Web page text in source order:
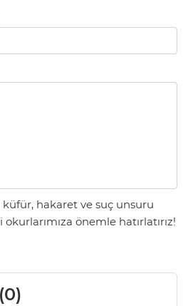
hakaret ve suç unsuru
önemle hatırlatırız!
0)